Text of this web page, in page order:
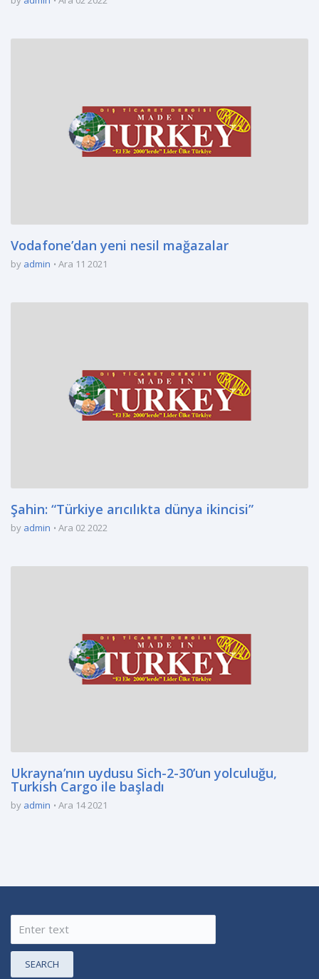
Vodafone’dan yeni nesil mağazalar
by admin Ara 11 2021
Şahin: “Türkiye arıcılıkta dünya ikincisi”
by admin Ara 02 2022
Ukrayna’nın uydusu Sich-2-30’un yolculuğu,
Turkish Cargo ile başladı
by admin Ara 14 2021
SEARCH